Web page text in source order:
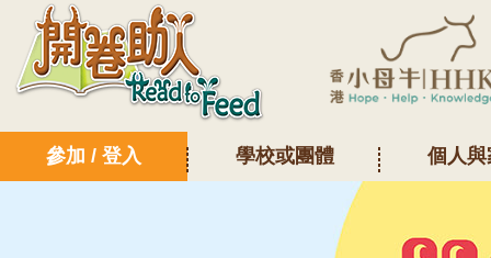
參加 / 登入 學校或團體 個人